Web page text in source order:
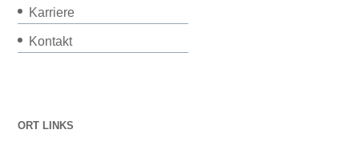
Karriere
Kontakt
ORT LINKS